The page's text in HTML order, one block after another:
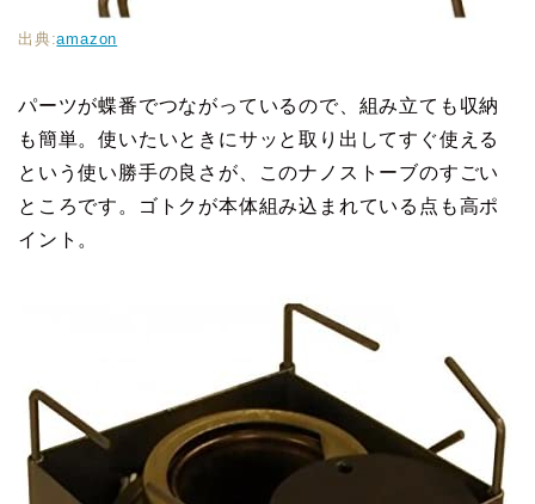
出典:amazon
パーツが蝶番でつながっているので、組み立ても収納
も簡単。使いたいときにサッと取り出してすぐ使える
という使い勝手の良さが、このナノストーブのすごい
ところです。ゴトクが本体組み込まれている点も高ポ
イント。